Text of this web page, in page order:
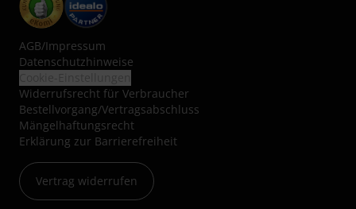
AGB/Impressum
Datenschutzhinweise
Widerrufsrecht für Verbraucher
Bestellvorgang/Vertragsabschluss
Mängelhaftungsrecht
Erklärung zur Barrierefreiheit
Vertrag widerrufen